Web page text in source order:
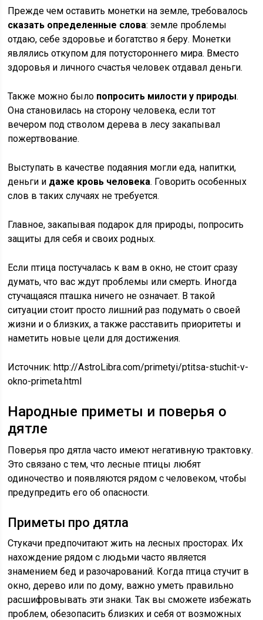
Прежде чем оставить монетки на земле, требовалось
сказать определенные слова: земле проблемы
отдаю, себе здоровье и богатство я беру. Монетки
являлись откупом для потустороннего мира. Вместо
здоровья и личного счастья человек отдавал деньги.
Также можно было попросить милости у природы.
Она становилась на сторону человека, если тот
вечером под стволом дерева в лесу закапывал
пожертвование.
Выступать в качестве подаяния могли еда, напитки,
деньги и даже кровь человека. Говорить особенных
слов в таких случаях не требуется.
Главное, закапывая подарок для природы, попросить
защиты для себя и своих родных.
Если птица постучалась к вам в окно, не стоит сразу
думать, что вас ждут проблемы или смерть. Иногда
стучащаяся пташка ничего не означает. В такой
ситуации стоит просто лишний раз подумать о своей
жизни и о близких, а также расставить приоритеты и
наметить новые цели для достижения.
Источник:http://AstroLibra.com/primetyi/ptitsa-stuchit-v-
okno-primeta.html
Народные приметы и поверья о
дятле
Поверья про дятла часто имеют негативную трактовку.
Это связано с тем, что лесные птицы любят
одиночество и появляются рядом с человеком, чтобы
предупредить его об опасности.
Приметы про дятла
Стукачи предпочитают жить на лесных просторах. Их
нахождение рядом с людьми часто является
знамением бед и разочарований. Когда птица стучит в
окно, дерево или по дому, важно уметь правильно
расшифровывать эти знаки. Так вы сможете избежать
проблем, обезопасить близких и себя от возможных